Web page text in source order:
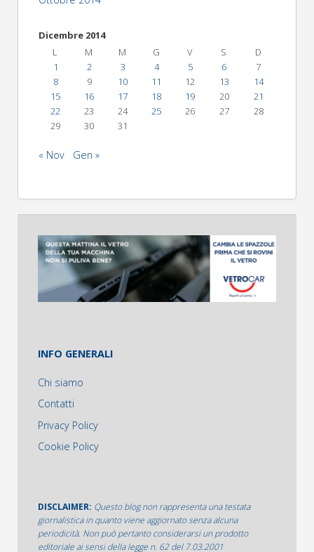
Dicembre 2014
L
M M G V S
D
1
2 3 4 5 6
7
8
9 10 11 12 13
14
15
16 17 18 19 20
21
22
23 24 25 26 27
28
29
30 31
« Nov Gen »
INFO GENERALI
Chi siamo
Contatti
Privacy Policy
Cookie Policy
DISCLAIMER: Questo blog non rappresenta una testata
giornalistica in quanto viene aggiornato senza alcuna
periodicità. Non può pertanto considerarsi un prodotto
editoriale ai sensi della legge n. 62 del 7.03.2001